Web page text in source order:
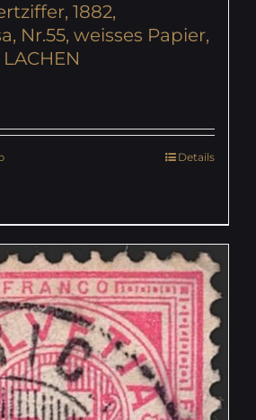
1882,
Nr.55, weisses Papier,
Details